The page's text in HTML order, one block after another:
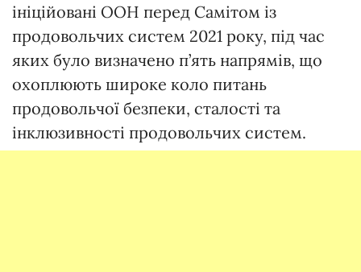
ініційовані ООН перед Самітом із
продовольчих систем 2021 року, під час
яких було визначено п’ять напрямів, що
охоплюють широке коло питань
продовольчої безпеки, сталості та
інклюзивності продовольчих систем.